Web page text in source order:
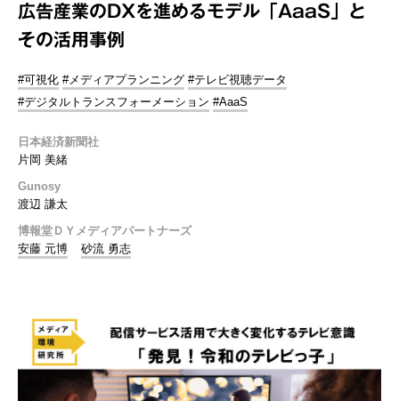
広告産業のDXを進めるモデル「AaaS」と
その活用事例
#可視化 #メディアプランニング #テレビ視聴データ
#デジタルトランスフォーメーション #AaaS
日本経済新聞社
片岡 美緒
Gunosy
渡辺 謙太
博報堂ＤＹメディアパートナーズ
安藤 元博
砂流 勇志